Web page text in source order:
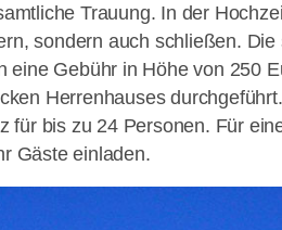
Trauung. In der
sondern auch schließen.
eine Gebühr in Höhe von 250
Herrenhauses
für bis zu 24 Personen. Für
Gäste einladen.